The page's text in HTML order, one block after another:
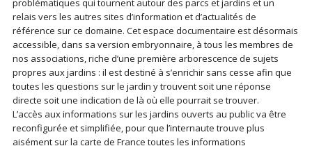
problématiques qui tournent autour des parcs et jardins et un
relais vers les autres sites d’information et d’actualités de
référence sur ce domaine. Cet espace documentaire est désormais
accessible, dans sa version embryonnaire, à tous les membres de
nos associations, riche d’une première arborescence de sujets
propres aux jardins : il est destiné à s’enrichir sans cesse afin que
toutes les questions sur le jardin y trouvent soit une réponse
directe soit une indication de là où elle pourrait se trouver.
L’accès aux informations sur les jardins ouverts au public va être
reconfigurée et simplifiée, pour que l’internaute trouve plus
aisément sur la carte de France toutes les informations